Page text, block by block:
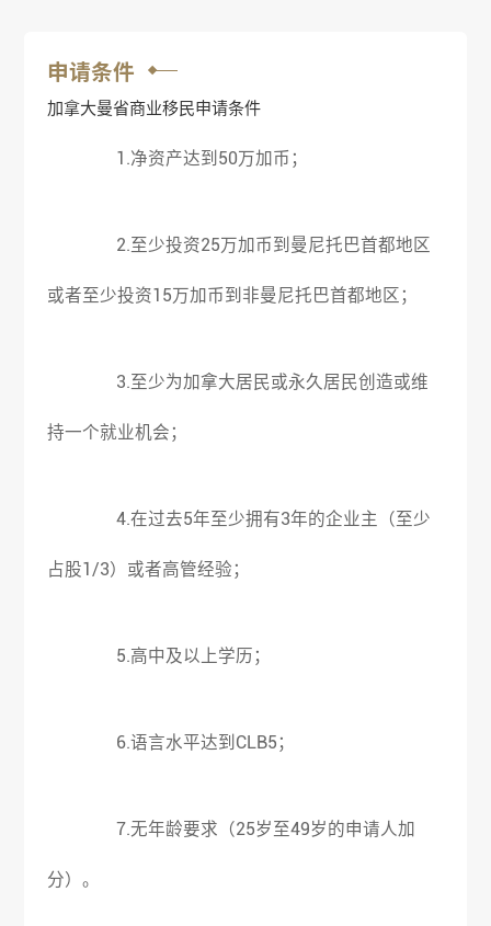
申请条件
加拿大曼省商业移民申请条件
1.净资产达到50万加币；
2.至少投资25万加币到曼尼托巴首都地区
或者至少投资15万加币到非曼尼托巴首都地区；
3.至少为加拿大居民或永久居民创造或维
持一个就业机会；
4.在过去5年至少拥有3年的企业主（至少
占股1/3）或者高管经验；
5.高中及以上学历；
6.语言水平达到CLB5；
7.无年龄要求（25岁至49岁的申请人加
分）。